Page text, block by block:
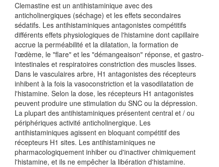
Clemastine est un antihistaminique avec des
anticholinergiques (séchage) et les effets secondaires
sédatifs. Les antihistaminiques antagonistes compétitifs
différents effets physiologiques de l'histamine dont capillaire
accrue la perméabilité et la dilatation, la formation de
l'œdème, le "flare" et les "démangeaison" réponse, et gastro-
intestinales et respiratoires constriction des muscles lisses.
Dans le vasculaires arbre, H1 antagonistes des récepteurs
inhibent à la fois la vasoconstriction et la vasodilatation de
l'histamine. Selon la dose, les récepteurs H1 antagonistes
peuvent produire une stimulation du SNC ou la dépression.
La plupart des antihistaminiques présentent central et / ou
périphériques activité anticholinergique. Les
antihistaminiques agissent en bloquant compétitif des
récepteurs H1 sites. Les antihistaminiques ne
pharmacologiquement inhiber ou d'inactiver chimiquement
l'histamine, et ils ne empêcher la libération d'histamine.